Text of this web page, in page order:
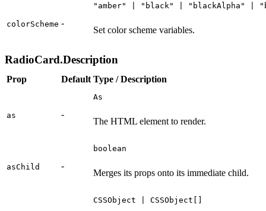
colorScheme -
"amber" | "black" | "blackAlpha"
Set color scheme variables.
RadioCard.Description
Prop Default Type / Description
as -
As
The HTML element to render.
asChild -
boolean
Merges its props onto its immediate child.
CSSObject | CSSObject[]